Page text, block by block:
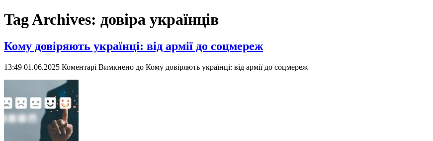
Tag Archives: довіра українців
Кому довіряють українці: від армії до соцмереж
13:49 01.06.2025 Коментарі Вимкнено до Кому довіряють українці: від армії до соцмереж